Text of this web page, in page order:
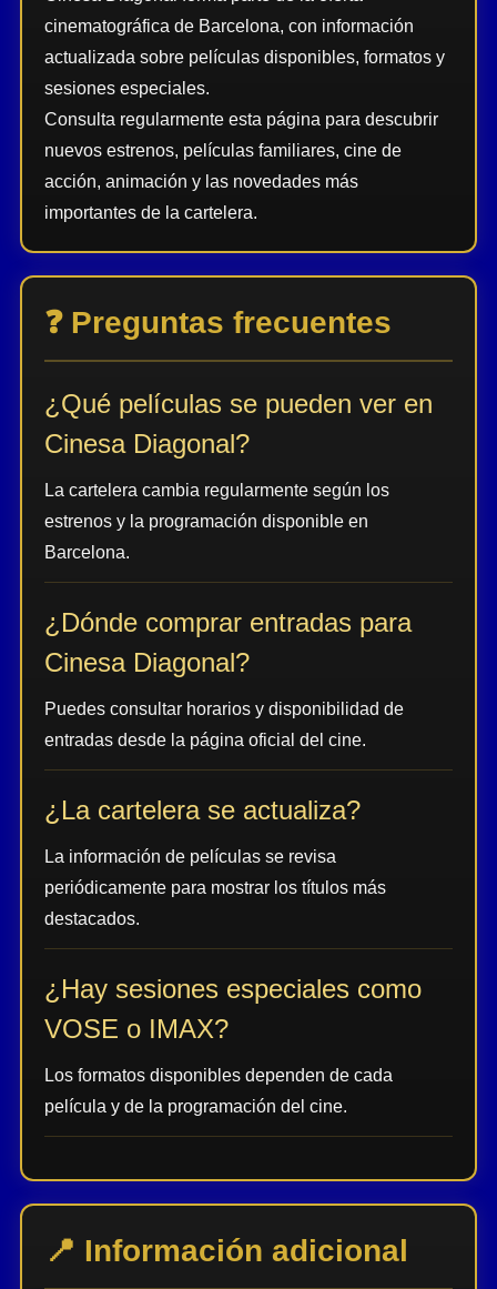
cinematográfica de Barcelona, con información
actualizada sobre películas disponibles, formatos y
sesiones especiales.
Consulta regularmente esta página para descubrir
nuevos estrenos, películas familiares, cine de
acción, animación y las novedades más
importantes de la cartelera.
❓ Preguntas frecuentes
¿Qué películas se pueden ver en
Cinesa Diagonal?
La cartelera cambia regularmente según los
estrenos y la programación disponible en
Barcelona.
¿Dónde comprar entradas para
Cinesa Diagonal?
Puedes consultar horarios y disponibilidad de
entradas desde la página oficial del cine.
¿La cartelera se actualiza?
La información de películas se revisa
periódicamente para mostrar los títulos más
destacados.
¿Hay sesiones especiales como
VOSE o IMAX?
Los formatos disponibles dependen de cada
película y de la programación del cine.
📍 Información adicional